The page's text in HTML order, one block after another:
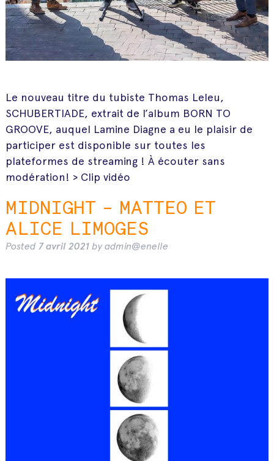
Le nouveau titre du tubiste Thomas Leleu,
SCHUBERTIADE, extrait de l’album BORN TO
GROOVE, auquel Lamine Diagne a eu le plaisir de
participer est disponible sur toutes les
plateformes de streaming ! À écouter sans
modération! > Clip vidéo
MIDNIGHT – MATTEO ET
ALICE LIMOGES
Posted 7 avril 2021 by admin@enelle